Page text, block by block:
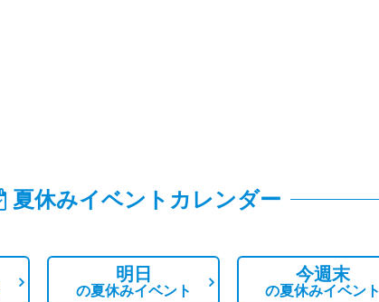
夏休みイベントカレンダー
明日
の夏休みイベント
今週末
の夏休みイベント